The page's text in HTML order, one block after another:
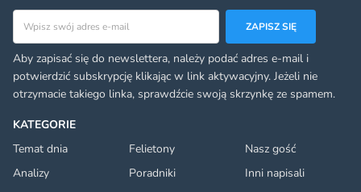
KATEGORIE
Temat dnia
Felietony
Nasz gość
Analizy
Poradniki
Inni napisali
Adres email
ZAPISZ SIĘ
Aby zapisać się do newslettera, należy podać adres e-mail i
potwierdzić subskrypcję klikając w link aktywacyjny. Jeżeli nie
otrzymacie takiego linka, sprawdźcie swoją skrzynkę ze spamem.